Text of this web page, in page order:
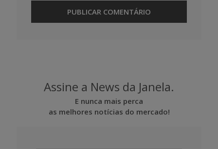
Assine a News da Janela.
E nunca mais perca
as melhores notícias do mercado!